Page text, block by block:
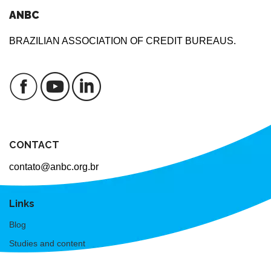
ANBC
BRAZILIAN ASSOCIATION OF CREDIT BUREAUS.
CONTACT
contato@anbc.org.br
Links
Blog
Studies and content